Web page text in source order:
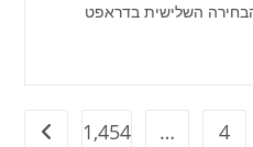
השלישית בדראפט
4
…
1,454 מעבר